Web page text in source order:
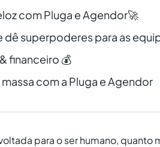
com Pluga e Agendor🚀
dê superpoderes para as
financeiro 💰
com a Pluga e Agendor
para o ser humano, quanto